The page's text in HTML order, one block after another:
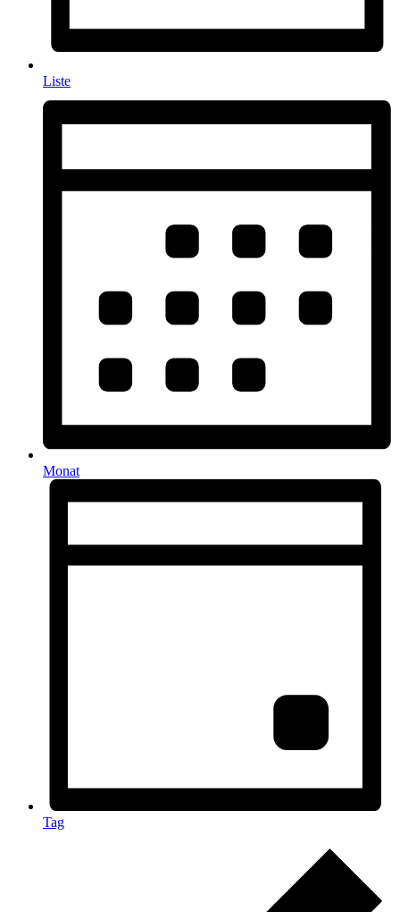
Liste
Monat
Tag